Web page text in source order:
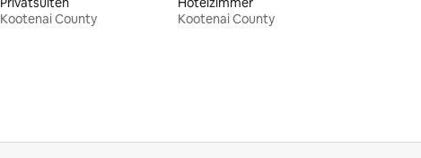
Kootenai County
Kootenai County